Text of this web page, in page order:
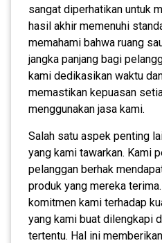
sangat diperhatikan untuk
hasil akhir memenuhi
memahami bahwa ruang
jangka panjang bagi
kami dedikasikan waktu
memastikan kepuasan
menggunakan jasa kami.
Salah satu aspek penting
yang kami tawarkan. Kami
pelanggan berhak
produk yang mereka
komitmen kami terhadap
yang kami buat dilengkapi
tertentu. Hal ini